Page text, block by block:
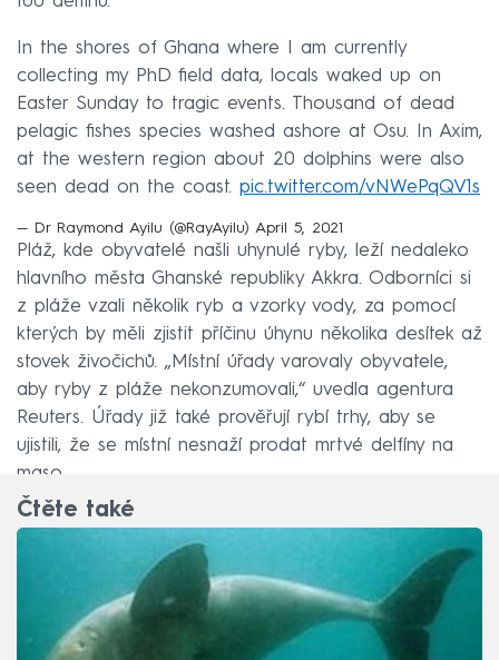
In the shores of Ghana where I am currently
collecting my PhD field data, locals waked up on
Easter Sunday to tragic events. Thousand of dead
pelagic fishes species washed ashore at Osu. In Axim,
at the western region about 20 dolphins were also
seen dead on the coast. pic.twitter.com/vNWePqQV1s
— Dr Raymond Ayilu (@RayAyilu) April 5, 2021
Pláž, kde obyvatelé našli uhynulé ryby, leží nedaleko
hlavního města Ghanské republiky Akkra. Odborníci si
z pláže vzali několik ryb a vzorky vody, za pomocí
kterých by měli zjistit příčinu úhynu několika desítek až
stovek živočichů. „Místní úřady varovaly obyvatele,
aby ryby z pláže nekonzumovali,“ uvedla agentura
Reuters. Úřady již také prověřují rybí trhy, aby se
ujistili, že se místní nesnaží prodat mrtvé delfíny na
maso.
Čtěte také